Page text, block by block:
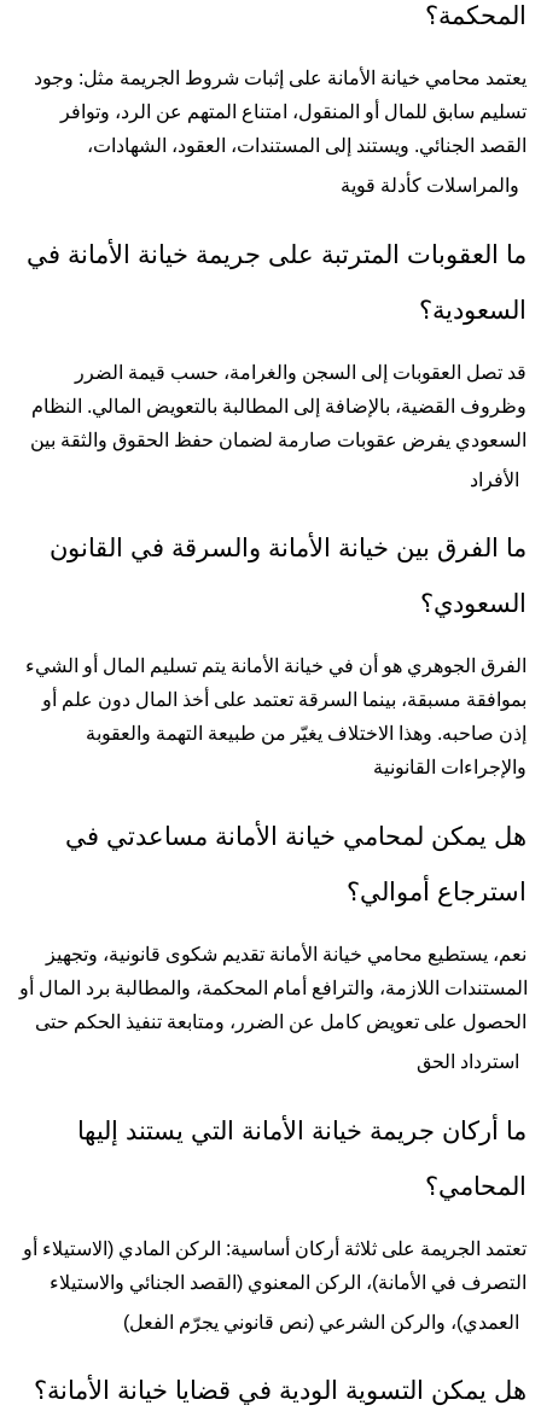
يعتمد محامي خيانة الأمانة على إثبات شروط الجريمة مثل: وجود
تسليم سابق للمال أو المنقول، امتناع المتهم عن الرد، وتوافر
القصد الجنائي. ويستند إلى المستندات، العقود، الشهادات،
كأدلة قوية
قد تصل العقوبات إلى السجن والغرامة، حسب قيمة الضرر
وظروف القضية، بالإضافة إلى المطالبة بالتعويض المالي. النظام
السعودي يفرض عقوبات صارمة لضمان حفظ الحقوق والثقة بين
ما الفرق بين خيانة الأمانة والسرقة في القانون
الفرق الجوهري هو أن في خيانة الأمانة يتم تسليم المال أو الشيء
بموافقة مسبقة، بينما السرقة تعتمد على أخذ المال دون علم أو
إذن صاحبه. وهذا الاختلاف يغيّر من طبيعة التهمة والعقوبة
القانونية
أموالي؟
نعم، يستطيع محامي خيانة الأمانة تقديم شكوى قانونية، وتجهيز
المستندات اللازمة، والترافع أمام المحكمة، والمطالبة برد المال أو
الحق
تعتمد الجريمة على ثلاثة أركان أساسية: الركن المادي (الاستيلاء أو
التصرف في الأمانة)، الركن المعنوي (القصد الجنائي والاستيلاء
والركن الشرعي (نص قانوني يجرّم الفعل)
التسوية الودية في قضايا خيانة الأمانة؟